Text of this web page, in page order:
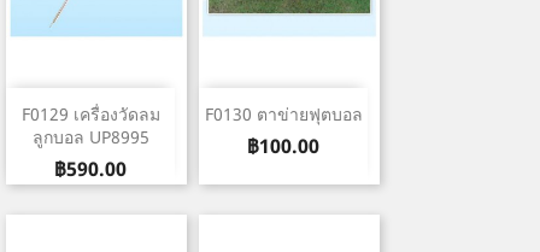
F0129 เครื่องวัดลม
ลูกบอล UP8995
ราคา
฿590.00
F0130 ตาข่ายฟุตบอล
ราคา
฿100.00